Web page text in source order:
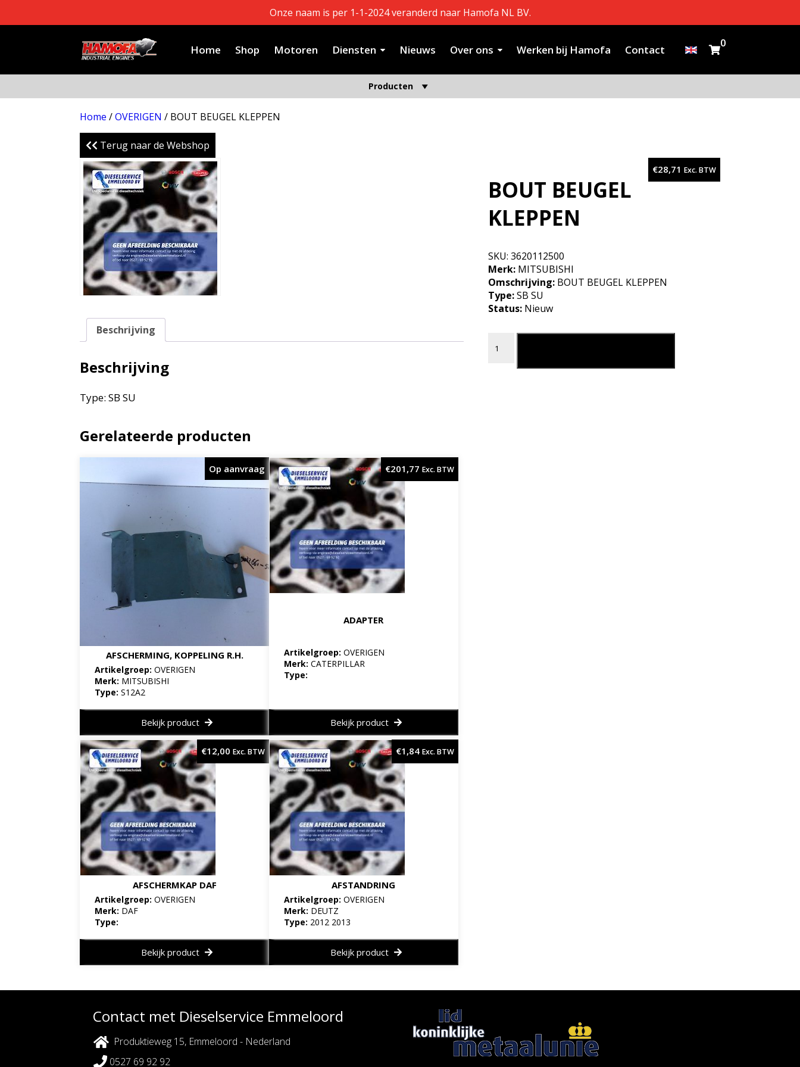
Onze naam is per 1-1-2024 veranderd naar Hamofa NL BV.
Home Shop Motoren Diensten Nieuws Over ons Werken bij Hamofa Contact
0
Producten
Home /OVERIGEN / BOUT BEUGEL KLEPPEN
Terug naar de Webshop
Beschrijving
Beschrijving
Type: SB SU
Gerelateerde producten
AFSCHERMING, KOPPELING R.H.
Artikelgroep:OVERIGEN
Merk: MITSUBISHI
Type: S12A2
Op aanvraag
Bekijk product
ADAPTER
Artikelgroep:OVERIGEN
Merk:CATERPILLAR
Type:
€201,77 Exc. BTW
Bekijk product
AFSCHERMKAP DAF
Artikelgroep:OVERIGEN
Merk: DAF
Type:
€12,00 Exc. BTW
Bekijk product
AFSTANDRING
Artikelgroep:OVERIGEN
Merk: DEUTZ
Type: 2012 2013
€1,84 Exc. BTW
Bekijk product
BOUT BEUGEL
KLEPPEN
€28,71 Exc. BTW
SKU:3620112500
Merk: MITSUBISHI
Omschrijving: BOUT BEUGEL KLEPPEN
Type:SB SU
Status: Nieuw
Contact met Dieselservice Emmeloord
Produktieweg 15, Emmeloord - Nederland
0527 69 92 92